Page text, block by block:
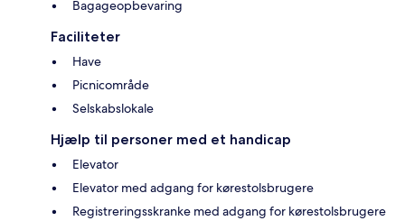
Bagageopbevaring
Faciliteter
Have
Picnicområde
Selskabslokale
Hjælp til personer med et handicap
Elevator
Elevator med adgang for kørestolsbrugere
Registreringsskranke med adgang for kørestolsbrugere